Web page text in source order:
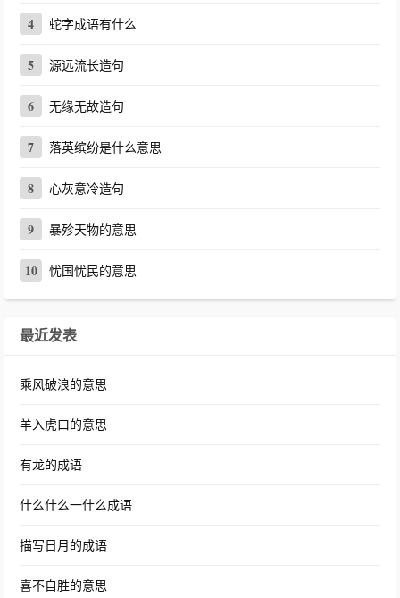
4 蛇字成语有什么
5 源远流长造句
6 无缘无故造句
7 落英缤纷是什么意思
8 心灰意冷造句
9 暴殄天物的意思
10 忧国忧民的意思
最近发表
乘风破浪的意思
羊入虎口的意思
有龙的成语
什么什么一什么成语
描写日月的成语
喜不自胜的意思